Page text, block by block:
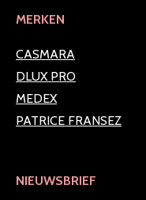
MERKEN
CASMARA
DLUX PRO
MEDEX
PATRICE FRANSEZ
NIEUWSBRIEF